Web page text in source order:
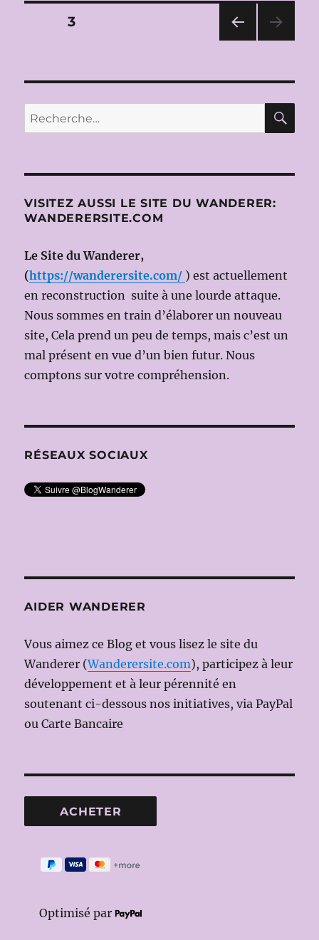
de
Giuseppe
Verdi,
à
(14
2010)
Pagination
publications
CÉD
ENT
PAGE3
Recherche
pour :
VISITEZ AUSSI LE SITE DU WANDERER:
WANDERERSITE.COM
Le Site du Wanderer,
(https://wanderersite.com/ ) est actuellement
en reconstruction suite à une lourde attaque.
Nous sommes en train d’élaborer un nouveau
site, Cela prend un peu de temps, mais c’est un
mal présent en vue d’un bien futur. Nous
comptons sur votre compréhension.
RÉSEAUX SOCIAUX
AIDER WANDERER
Vous aimez ce Blog et vous lisez le site du
Wanderer (Wanderersite.com), participez à leur
développement et à leur pérennité en
soutenant ci-dessous nos initiatives, via PayPal
ou Carte Bancaire
Optimisé par